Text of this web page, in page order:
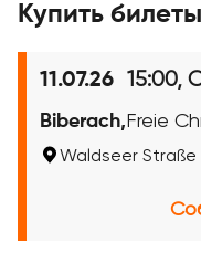
Купить билеты
11.07.26 15:00,
Biberach, Freie
Waldseer Straße